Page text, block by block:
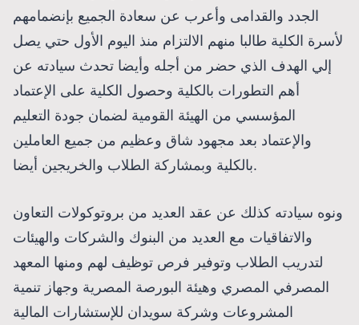
الجدد والقدامى وأعرب عن سعادة الجميع بإنضمامهم
لأسرة الكلية طالبا منهم الالتزام منذ اليوم الأول حتي يصل
إلي الهدف الذي حضر من أجله وأيضا تحدث سيادته عن
أهم التطورات بالكلية وحصول الكلية على الإعتماد
المؤسسي من الهيئة القومية لضمان جودة التعليم
والإعتماد بعد مجهود شاق وعظيم من جميع العاملين
بالكلية وبمشاركة الطلاب والخريجين أيضا.
ونوه سيادته كذلك عن عقد العديد من بروتوكولات التعاون
والاتفاقيات مع العديد من البنوك والشركات والهيئات
لتدريب الطلاب وتوفير فرص توظيف لهم ومنها المعهد
المصرفي المصري وهيئة البورصة المصرية وجهاز تنمية
المشروعات وشركة سويدان للإستشارات المالية